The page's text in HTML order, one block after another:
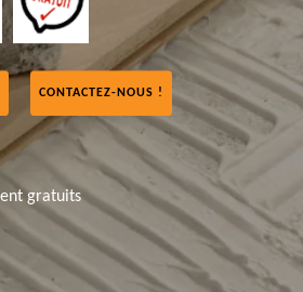
CONTACTEZ-NOUS !
gratuits